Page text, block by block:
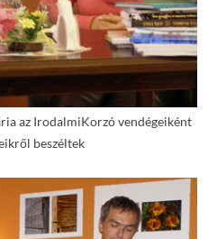
az IrodalmiKorzó vendégeiként
beszéltek